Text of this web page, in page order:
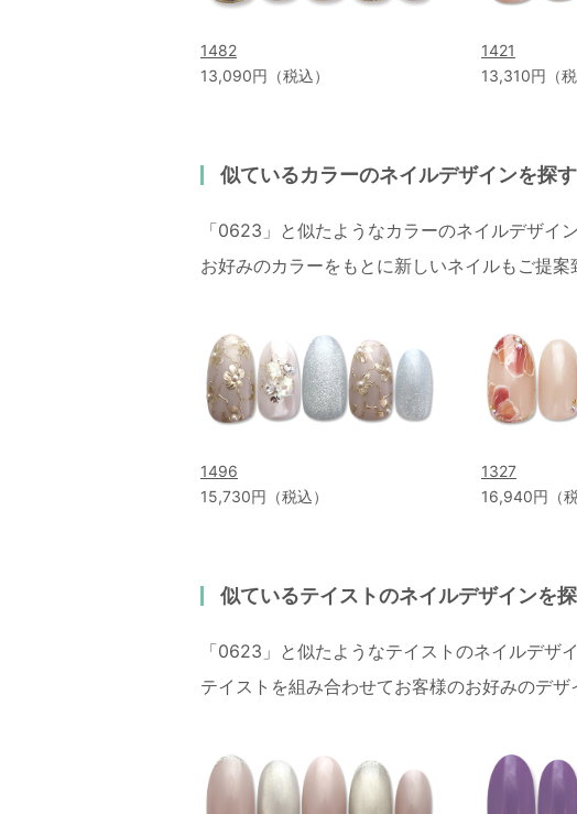
1482
13,090円（税込）
1421
13,310円（税
似ているカラーのネイルデザインを探す
「0623」と似たようなカラーのネイルデザイ
お好みのカラーをもとに新しいネイルもご提案
1496
15,730円（税込）
1327
16,940円（税
似ているテイストのネイルデザインを
「0623」と似たようなテイストのネイルデザ
テイストを組み合わせてお客様のお好みのデザ